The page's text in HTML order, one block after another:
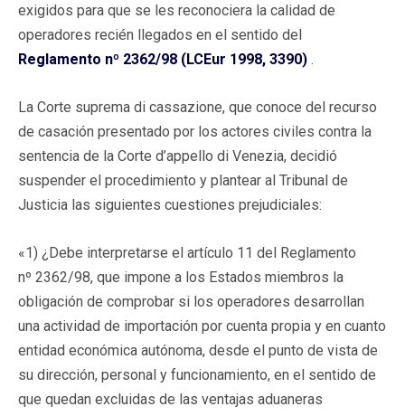
exigidos para que se les reconociera la calidad de
operadores recién llegados en el sentido del
Reglamento nº 2362/98 (LCEur 1998, 3390) .
La Corte suprema di cassazione, que conoce del recurso
de casación presentado por los actores civiles contra la
sentencia de la Corte d’appello di Venezia, decidió
suspender el procedimiento y plantear al Tribunal de
Justicia las siguientes cuestiones prejudiciales:
«1) ¿Debe interpretarse el artículo 11 del Reglamento
nº 2362/98, que impone a los Estados miembros la
obligación de comprobar si los operadores desarrollan
una actividad de importación por cuenta propia y en cuanto
entidad económica autónoma, desde el punto de vista de
su dirección, personal y funcionamiento, en el sentido de
que quedan excluidas de las ventajas aduaneras